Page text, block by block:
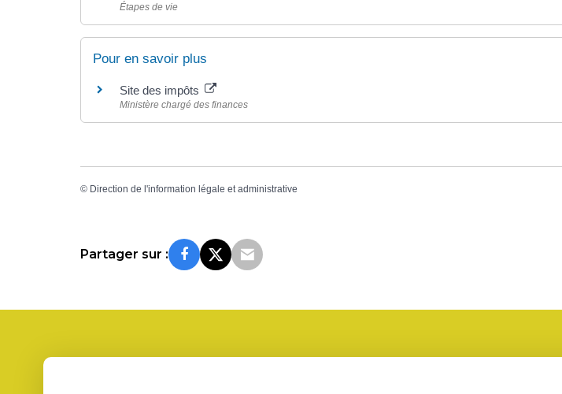
Étapes de vie
Pour en savoir plus
Site des impôts
Ministère chargé des finances
© Direction de l'information légale et administrative
Partager sur :